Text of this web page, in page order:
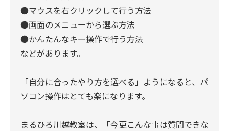
●マウスを右クリックして行う方法
●画面のメニューから選ぶ方法
●かんたんなキー操作で行う方法
などがあります。
「自分に合ったやり方を選べる」ようになると、パ
ソコン操作はとても楽になります。
まるひろ川越教室は、「今更こんな事は質問できな